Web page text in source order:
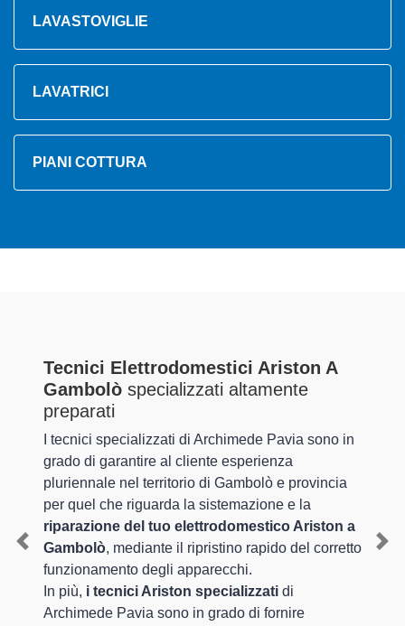
LAVASTOVIGLIE
LAVATRICI
PIANI COTTURA
Tecnici Elettrodomestici Ariston A
Gambolò specializzati altamente
preparati
I tecnici specializzati di Archimede Pavia sono in
grado di garantire al cliente esperienza
pluriennale nel territorio di Gambolò e provincia
per quel che riguarda la sistemazione e la
riparazione del tuo elettrodomestico Ariston a
Gambolò, mediante il ripristino rapido del corretto
funzionamento degli apparecchi.
In più, i tecnici Ariston specializzati di
Archimede Pavia sono in grado di fornire
Previous